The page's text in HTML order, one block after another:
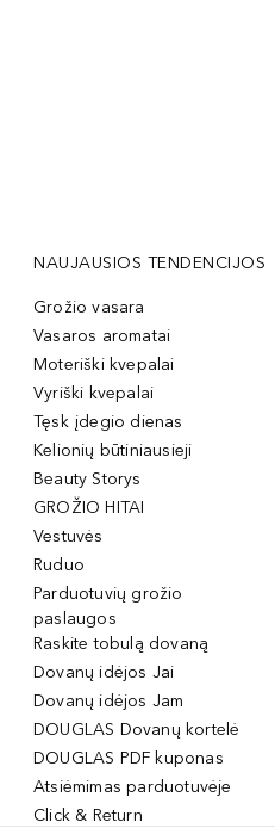
NAUJAUSIOS TENDENCIJOS
Grožio vasara
Vasaros aromatai
Moteriški kvepalai
Vyriški kvepalai
Tęsk įdegio dienas
Kelionių būtiniausieji
Beauty Storys
GROŽIO HITAI
Vestuvės
Ruduo
Parduotuvių grožio
paslaugos
Raskite tobulą dovaną
Dovanų idėjos Jai
Dovanų idėjos Jam
DOUGLAS Dovanų kortelė
DOUGLAS PDF kuponas
Atsiėmimas parduotuvėje
Click & Return